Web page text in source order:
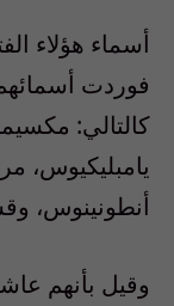
أسماء هؤلاء
فوردت
كالتالي:
يامبليكيوس،
أنطونينوس،
وقيل بأنهم